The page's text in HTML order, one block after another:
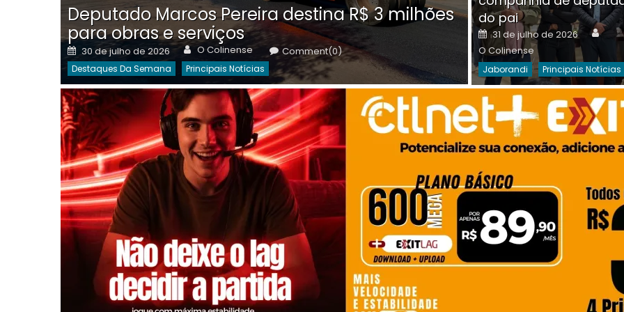
Deputado Marcos Pereira destina R$ 3 milhões
para obras e serviços
Posted
on
30 de julho de 2026 Author
O Colinense Comment(0)
Destaques Da Semana Principais Notícias
on
30 de julho de 2026 O
Destaques Da Semana
do pai
Posted
on
31 de julho de 2026
O Colinense
Jaborandi Principais Notícias